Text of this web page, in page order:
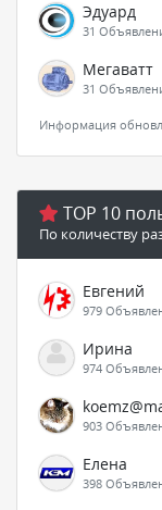
Эдуард
31
Мегаватт
31
Информация
TOP 10
По количеству
Евгений
979
Ирина
974
903
Елена
398